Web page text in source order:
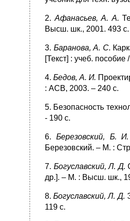
2.Афанасьев, А. А.
Высш. шк., 2001. 493 с.
3. Баранова, А. С.
[Текст] : учеб.
4.Бедов, А. И.
: АСВ, 2003. – 240 с.
5. Безопасность
- 190 с.
6. Березовский, Б.
Березовский. – М. :
7. Богуславский, Л. Д.
др.]. – М. : Высш. шк.,
8.Богуславский, Л. Д.
119 с.